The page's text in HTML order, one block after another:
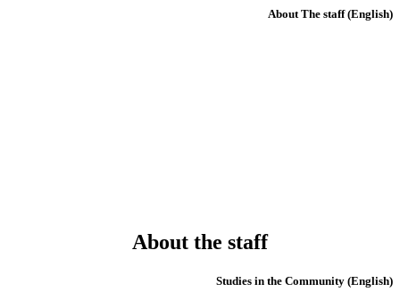
(English) About The staff
About the staff
(English) Studies in the Community